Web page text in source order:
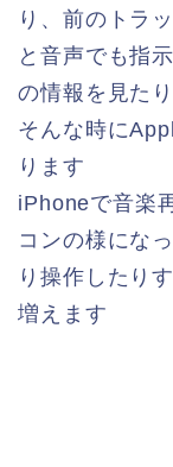
り、前のトラ
と音声でも指
の情報を見た
そんな時に
ります
iPhoneで音楽
コンの様にな
り操作したり
増えます